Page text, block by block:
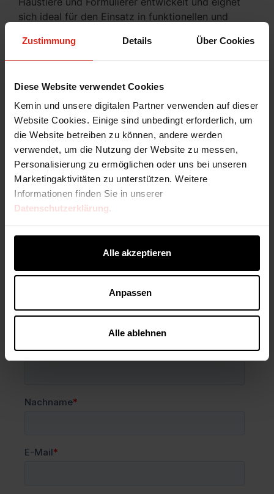
Zustimmung Details Über Cookies
Diese Website verwendet Cookies
Kemin und unsere digitalen Partner verwenden auf dieser
Website Cookies. Einige sind unbedingt erforderlich, um
die Website betreiben zu können, andere werden
verwendet, um die Nutzung der Website zu messen,
Personalisierung zu ermöglichen oder uns bei unseren
Marketingaktivitäten zu unterstützen. Weitere
Informationen finden Sie in unserer
Datenschutzerklärung.
Alle akzeptieren
Anpassen
Alle ablehnen
sich ideal für den Einsatz in funktionellen und
Nährstoffprofil von Haustiernahrungsdiäten
verbessern, indem es eine Quelle für signifikante
Warum PROSURANCE.HD?
Hochwertiges tierisches Protein
Verbesserte Palatabilität
Ausgewogene Nährstoffaufnahme und
Verdauung
Zuverlässige Herkunft von Hydrolysaten
Einzige tierische Proteinquelle
Exportkonforme Optionen verfügbar
Niedrigerer Aschegehalt als bei
Fragen Sie nach unseren
Produkten